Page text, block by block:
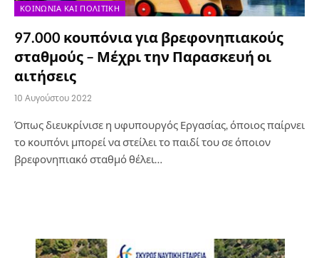
ΚΟΙΝΩΝΊΑ ΚΑΙ ΠΟΛΙΤΙΚΉ
97.000 κουπόνια για βρεφονηπιακούς
σταθμούς – Μέχρι την Παρασκευή οι
αιτήσεις
10 Αυγούστου 2022
Όπως διευκρίνισε η υφυπουργός Εργασίας, όποιος παίρνει
το κουπόνι μπορεί να στείλει το παιδί του σε όποιον
βρεφονηπιακό σταθμό θέλει…